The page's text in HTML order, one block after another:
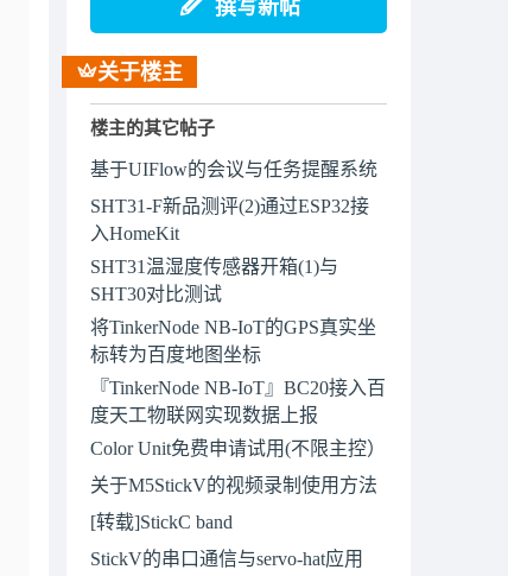
撰写新帖
关于楼主
楼主的其它帖子
基于UIFlow的会议与任务提醒系统
SHT31-F新品测评(2)通过ESP32接
入HomeKit
SHT31温湿度传感器开箱(1)与
SHT30对比测试
将TinkerNode NB-IoT的GPS真实坐
标转为百度地图坐标
『TinkerNode NB-IoT』BC20接入百
度天工物联网实现数据上报
Color Unit免费申请试用(不限主控）
关于M5StickV的视频录制使用方法
[转载]StickC band
StickV的串口通信与servo-hat应用